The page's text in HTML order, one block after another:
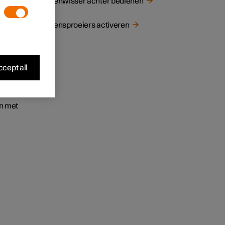
met
Ruitensproeiers activeren
all